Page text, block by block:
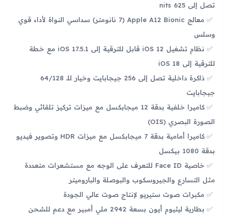
تصل إلى 625 nits
معالج Apple A12 Bionic (7 نانومتر) سداسي النواة لأداء قوي
وسلس
نظام تشغيل iOS 12 قابل للترقية إلى iOS 17.5.1 مع خطة
للترقية إلى iOS 18
ذاكرة داخلية تصل إلى 256 جيجابايت وخيار للـ 64/128
جيجابايت
كاميرا خلفية بدقة 12 ميجابكسل مع ميزات تركيز تلقائي وضبط
الصورة البصري (OIS)
كاميرا أمامية بدقة 7 ميجابكسل مع ميزات HDR وتصوير فيديو
بدقة 1080 بيكسل
خاصية Face ID للتعرف على الوجه مع مستشعرات متعددة
مثل التسارع والجيروسكوب والبوصلة والباروميتر
مكبرات صوت ستيريو لإنتاج صوت عالي الجودة
بطارية ليثيوم أيون بسعة 2942 ملي أمبير مع دعم للشحن